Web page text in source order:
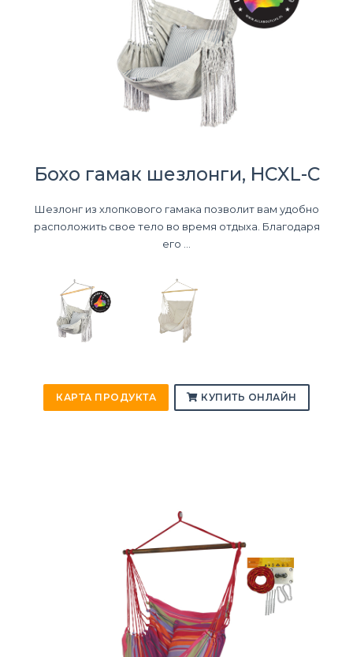
Бохо гамак шезлонги, HCXL-C
Шезлонг из хлопкового гамака позволит вам удобно
расположить свое тело во время отдыха. Благодаря
его ...
КАРТА ПРОДУКТА КУПИТЬ ОНЛАЙН